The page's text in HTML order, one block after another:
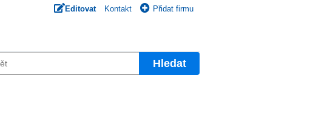
Editovat Kontakt Přidat firmu
Hledat